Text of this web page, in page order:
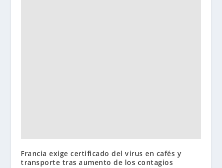
Francia exige certificado del virus en cafés y
transporte tras aumento de los contagios